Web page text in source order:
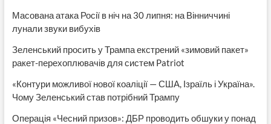
Масована атака Росії в ніч на 30 липня: на Вінниччині
лунали звуки вибухів
Зеленський просить у Трампа екстрений «зимовий пакет»
ракет-перехоплювачів для систем Patriot
«Контури можливої нової коаліції — США, Ізраїль і Україна».
Чому Зеленський став потрібний Трампу
Операція «Чесний призов»: ДБР проводить обшуки у понад